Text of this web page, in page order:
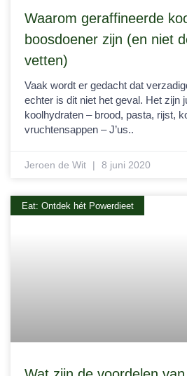
Waarom geraffineerde
boosdoener zijn (en niet
vetten)
Vaak wordt er gedacht dat
echter is dit niet het geval. Het zijn
koolhydraten – brood, pasta, rijst,
vruchtensappen – J’us..
Jeroen de Wit 8 juni 2020
Eat: Ontdek hét Powerdieet